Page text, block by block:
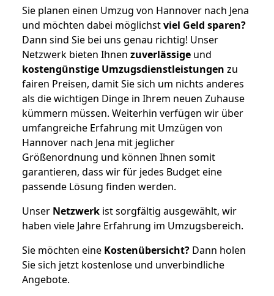
Sie planen einen Umzug von Hannover nach Jena
und möchten dabei möglichstviel Geld sparen?
Dann sind Sie bei uns genau richtig! Unser
Netzwerk bieten Ihnen zuverlässige und
kostengünstige Umzugsdienstleistungen zu
fairen Preisen, damit Sie sich um nichts anderes
als die wichtigen Dinge in Ihrem neuen Zuhause
kümmern müssen. Weiterhin verfügen wir über
umfangreiche Erfahrung mit Umzügen von
Hannover nach Jena mit jeglicher
Größenordnung und können Ihnen somit
garantieren, dass wir für jedes Budget eine
passende Lösung finden werden.
Unser Netzwerk ist sorgfältig ausgewählt, wir
haben viele Jahre Erfahrung im Umzugsbereich.
Sie möchten eine Kostenübersicht? Dann holen
Sie sich jetzt kostenlose und unverbindliche
Angebote.